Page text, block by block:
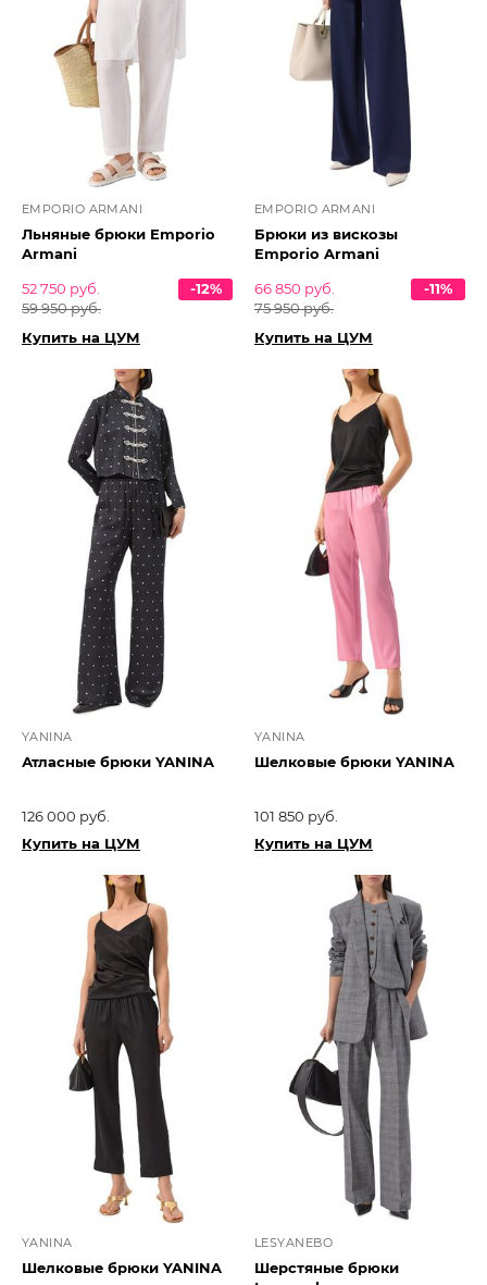
EMPORIO ARMANI
Льняные брюки Emporio
Armani
52 750 руб.
59 950 руб.
-12%
Купить на ЦУМ
EMPORIO ARMANI
Брюки из вискозы
Emporio Armani
66 850 руб.
75 950 руб.
-11%
Купить на ЦУМ
YANINA
Атласные брюки YANINA
126 000 руб.
Купить на ЦУМ
YANINA
Шелковые брюки YANINA
101 850 руб.
Купить на ЦУМ
YANINA
Шелковые брюки YANINA
LESYANEBO
Шерстяные брюки